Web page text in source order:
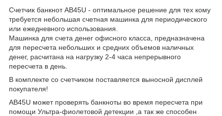
Счетчик банкнот AB45U - оптимальное решение для тех кому
требуется небольшая счетная машинка для периодического
или ежедневного использования.
Машинка для счета денег офисного класса, предназначена
для пересчета небольших и средних объемов наличных
денег, расчитана на нагрузку 2-4 часа непрерывного
пересчета в день.
В комплекте со счетчиком поставляется выносной дисплей
покупателя!
AB45U может проверять банкноты во время пересчета при
помощи Ультра-фиолетовой детекции ,а так же способен